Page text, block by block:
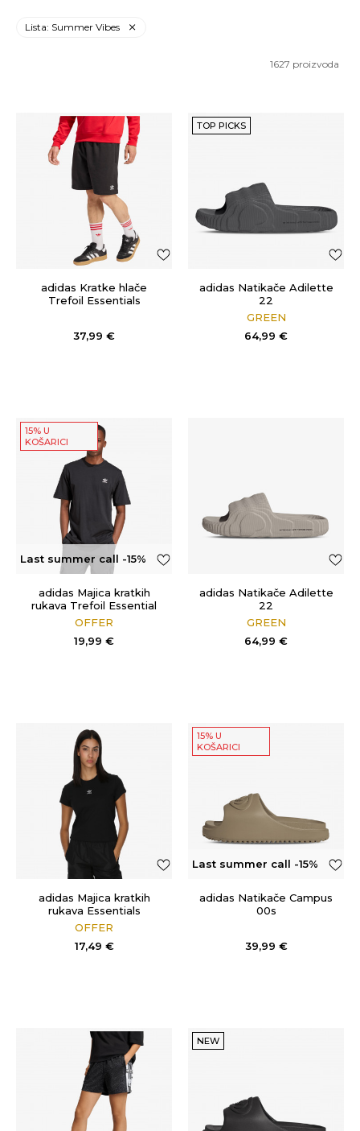
Lista: Summer Vibes
1627 proizvoda
adidas Kratke hlače
Trefoil Essentials
37,99 €
TOP PICKS
adidas Natikače Adilette
22
GREEN
64,99 €
15% U
KOŠARICI
Last summer call -15%
OFFadidas Majica kratkih
rukava Trefoil Essential
OFFER
19,99 €
adidas Natikače Adilette
22
GREEN
64,99 €
adidas Majica kratkih
rukava Essentials
OFFER
17,49 €
15% U
KOŠARICI
Last summer call -15%
OFF
adidas Natikače Campus
00s
39,99 €
NEW